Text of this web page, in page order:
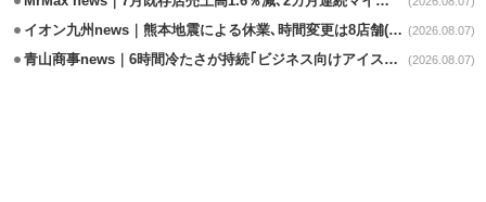
イオン九州news｜熊本地震による休業､時間変更は8店舗(8/7時点) (2026.08.07)
青山商事news｜6時間冷たさが持続｢ビジネス向けアイスベスト｣発売 (2026.08.07)